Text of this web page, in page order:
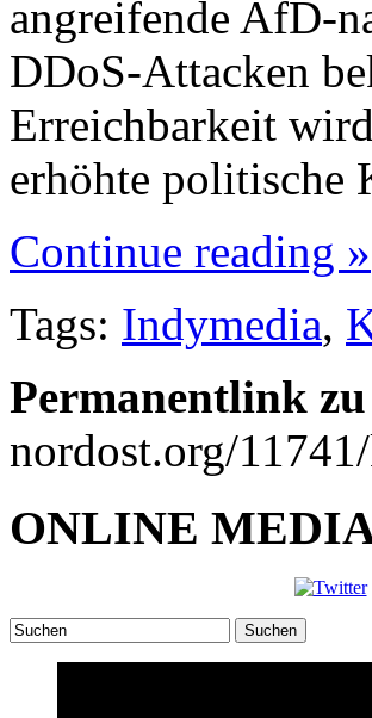
angreifende AfD-
DDoS-Attacken
Erreichbarkeit
erhöhte
Continue reading »
Tags: Indymedia,
Permanentlink
nordost.org/
ONLINE
Suchen